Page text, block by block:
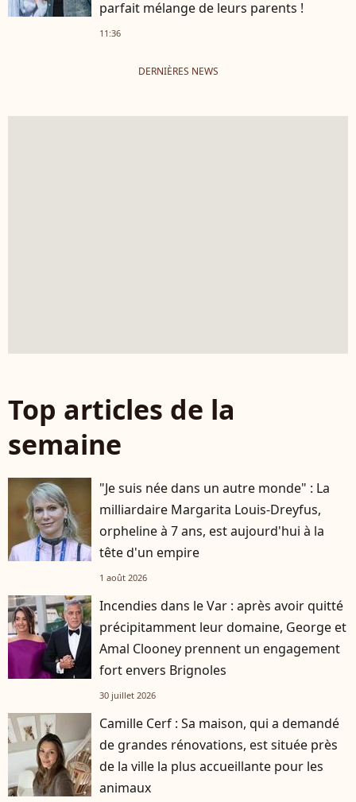
parfait mélange de leurs parents !
11:36
DERNIÈRES NEWS
Top articles de la
semaine
"Je suis née dans un autre monde" : La
milliardaire Margarita Louis-Dreyfus,
orpheline à 7 ans, est aujourd'hui à la
tête d'un empire
1 août 2026
Incendies dans le Var : après avoir quitté
précipitamment leur domaine, George et
Amal Clooney prennent un engagement
fort envers Brignoles
30 juillet 2026
Camille Cerf : Sa maison, qui a demandé
de grandes rénovations, est située près
de la ville la plus accueillante pour les
animaux